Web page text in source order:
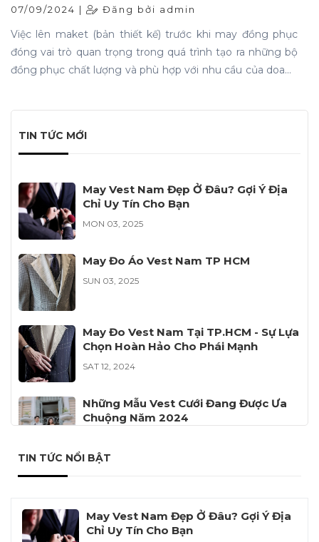
07/09/2024 | Đăng bởi admin
Việc lên maket (bản thiết kế) trước khi may đồng phục
đóng vai trò quan trọng trong quá trình tạo ra những bộ
đồng phục chất lượng và phù hợp với nhu cầu của doanh
TIN TỨC MỚI
May Vest Nam Đẹp Ở Đâu? Gợi Ý Địa
Chỉ Uy Tín Cho Bạn
MON 03, 2025
May Đo Áo Vest Nam TP HCM
SUN 03, 2025
May Đo Vest Nam Tại TP.HCM - Sự Lựa
Chọn Hoàn Hảo Cho Phái Mạnh
SAT 12, 2024
Những Mẫu Vest Cưới Đang Được Ưa
Chuộng Năm 2024
TIN TỨC NỔI BẬT
May Vest Nam Đẹp Ở Đâu? Gợi Ý Địa
Chỉ Uy Tín Cho Bạn